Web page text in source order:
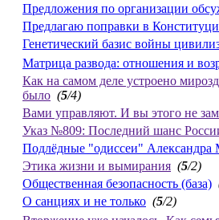
Предложения по организации
Предлагаю поправки в
Генетический базис войны
Матрица развода: отношения и
Как на самом деле устроено
было (5/4)
Вами управляют. И вы этого не
Указ №809: Последний шанс
Подлёдные "одиссеи" Александра
Этика жизни и вымирания (5/2)
Общественная безопасность (база)
О санциях и не только (5/2)